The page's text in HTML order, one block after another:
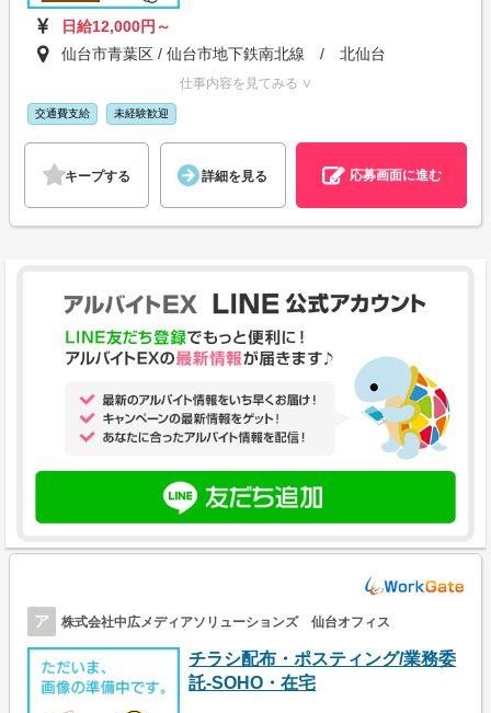
日給12,000円～
仙台市青葉区 / 仙台市地下鉄南北線 / 北仙台
仕事内容を見てみる ∨
交通費支給 未経験歓迎
キープする 詳細を見る 応募画面に進む
ア 株式会社中広メディアソリューションズ 仙台オフィス
チラシ配布・ポスティング/業務委
託-SOHO・在宅